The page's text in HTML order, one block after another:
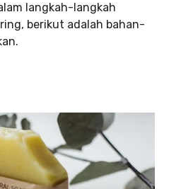
langkah-langkah
berikut adalah bahan-